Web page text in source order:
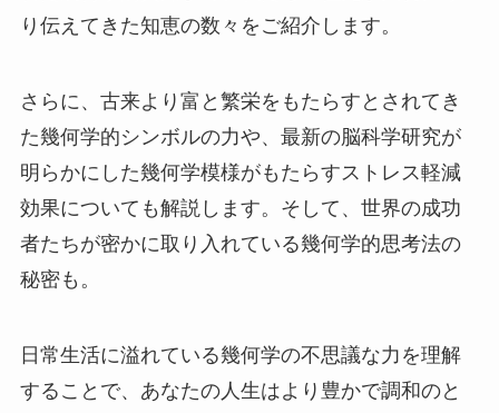
り伝えてきた知恵の数々をご紹介します。
さらに、古来より富と繁栄をもたらすとされてき
た幾何学的シンボルの力や、最新の脳科学研究が
明らかにした幾何学模様がもたらすストレス軽減
効果についても解説します。そして、世界の成功
者たちが密かに取り入れている幾何学的思考法の
秘密も。
日常生活に溢れている幾何学の不思議な力を理解
することで、あなたの人生はより豊かで調和のと